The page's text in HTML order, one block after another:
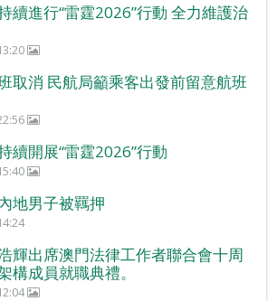
續進行“雷霆2026”行動 全力維護治
取消 民航局籲乘客出發前留意航班
續開展“雷霆2026”行動
地男子被羈押
輝出席澳門法律工作者聯合會十周
構成員就職典禮。